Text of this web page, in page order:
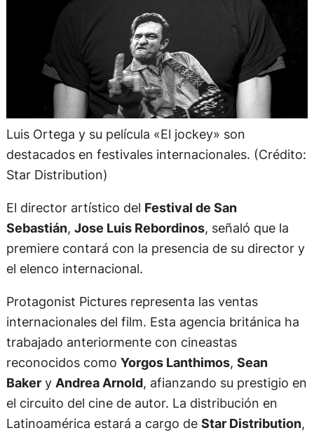
Luis Ortega y su película «El jockey» son
destacados en festivales internacionales. (Crédito:
Star Distribution)
El director artístico del Festival de San
Sebastián, Jose Luis Rebordinos, señaló que la
premiere contará con la presencia de su director y
el elenco internacional.
Protagonist Pictures representa las ventas
internacionales del film. Esta agencia británica ha
trabajado anteriormente con cineastas
reconocidos como Yorgos Lanthimos, Sean
Bakery Andrea Arnold, afianzando su prestigio en
el circuito del cine de autor. La distribución en
Latinoamérica estará a cargo de Star Distribution,